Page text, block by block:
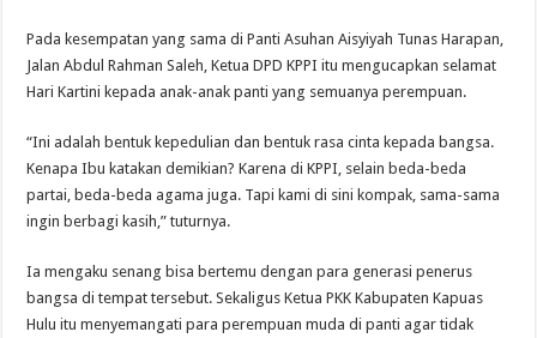
Pada kesempatan yang sama di Panti Asuhan Aisyiyah Tunas Harapan,
Jalan Abdul Rahman Saleh, Ketua DPD KPPI itu mengucapkan selamat
Hari Kartini kepada anak-anak panti yang semuanya perempuan.
“Ini adalah bentuk kepedulian dan bentuk rasa cinta kepada bangsa.
Kenapa Ibu katakan demikian? Karena di KPPI, selain beda-beda
partai, beda-beda agama juga. Tapi kami di sini kompak, sama-sama
ingin berbagi kasih,” tuturnya.
Ia mengaku senang bisa bertemu dengan para generasi penerus
bangsa di tempat tersebut. Sekaligus Ketua PKK Kabupaten Kapuas
Hulu itu menyemangati para perempuan muda di panti agar tidak